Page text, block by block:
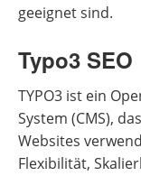
geeignet sind.
Typo3 SEO
TYPO3 ist ein
System (CMS),
Websites
Flexibilität,